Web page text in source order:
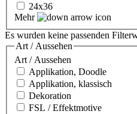
24x36
Mehr
Es wurden keine passenden
Art / Aussehen
Art / Aussehen
Applikation, Doodle
Applikation, klassisch
Dekoration
FSL / Effektmotive